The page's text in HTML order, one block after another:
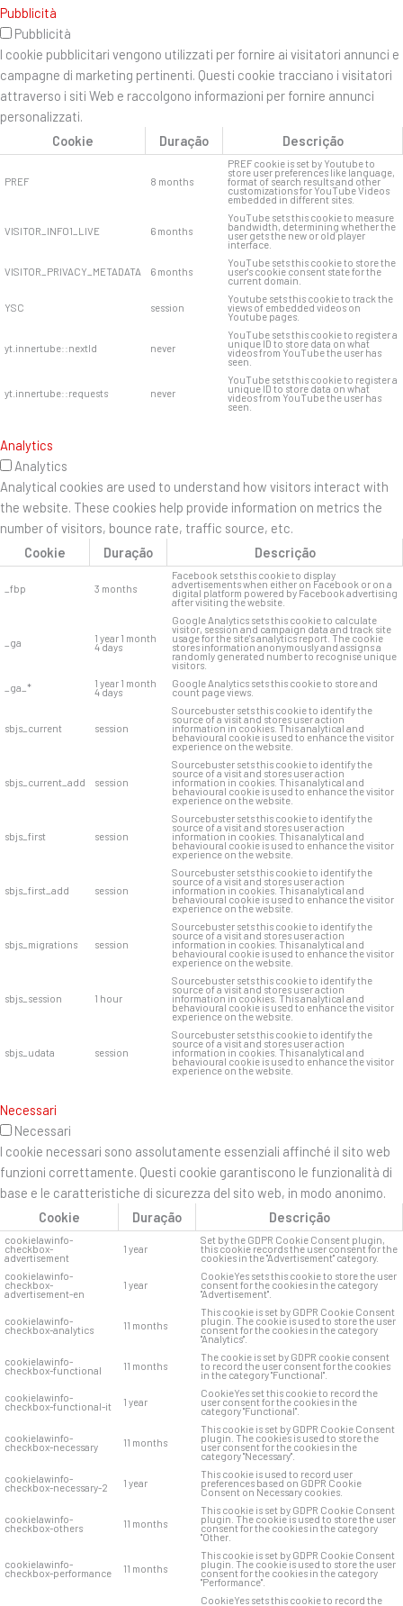
Pubblicità
Pubblicità
I cookie pubblicitari vengono utilizzati per fornire ai visitatori annunci e
campagne di marketing pertinenti. Questi cookie tracciano i visitatori
attraverso i siti Web e raccolgono informazioni per fornire annunci
personalizzati.
Cookie
Duração Descrição
PREF 8 months
PREF cookie is set by Youtube to
store user preferences like language,
format of search results and other
customizations for YouTube Videos
embedded in different sites.
VISITOR_INFO1_LIVE 6 months
YouTube sets this cookie to measure
bandwidth, determining whether the
user gets the new or old player
interface.
VISITOR_PRIVACY_METADATA 6 months
YouTube sets this cookie to store the
user's cookie consent state for the
current domain.
YSC session
Youtube sets this cookie to track the
views of embedded videos on
Youtube pages.
yt.innertube::nextId never
YouTube sets this cookie to register a
unique ID to store data on what
videos from YouTube the user has
seen.
yt.innertube::requests never
YouTube sets this cookie to register a
unique ID to store data on what
videos from YouTube the user has
seen.
Analytics
Analytics
Analytical cookies are used to understand how visitors interact with
the website. These cookies help provide information on metrics the
number of visitors, bounce rate, traffic source, etc.
Cookie
Duração Descrição
_fbp 3 months
Facebook sets this cookie to display
advertisements when either on Facebook or on a
digital platform powered by Facebook advertising
after visiting the website.
_ga 1 year 1 month
4 days
Google Analytics sets this cookie to calculate
visitor, session and campaign data and track site
usage for the site's analytics report. The cookie
stores information anonymously and assigns a
randomly generated number to recognise unique
visitors.
_ga_*
1 year 1 month
4 days
Google Analytics sets this cookie to store and
count page views.
sbjs_current session
Sourcebuster sets this cookie to identify the
source of a visit and stores user action
information in cookies. This analytical and
behavioural cookie is used to enhance the visitor
experience on the website.
sbjs_current_add session
Sourcebuster sets this cookie to identify the
source of a visit and stores user action
information in cookies. This analytical and
behavioural cookie is used to enhance the visitor
experience on the website.
sbjs_first session
Sourcebuster sets this cookie to identify the
source of a visit and stores user action
information in cookies. This analytical and
behavioural cookie is used to enhance the visitor
experience on the website.
sbjs_first_add session
Sourcebuster sets this cookie to identify the
source of a visit and stores user action
information in cookies. This analytical and
behavioural cookie is used to enhance the visitor
experience on the website.
sbjs_migrations session
Sourcebuster sets this cookie to identify the
source of a visit and stores user action
information in cookies. This analytical and
behavioural cookie is used to enhance the visitor
experience on the website.
sbjs_session 1 hour
Sourcebuster sets this cookie to identify the
source of a visit and stores user action
information in cookies. This analytical and
behavioural cookie is used to enhance the visitor
experience on the website.
sbjs_udata session
Sourcebuster sets this cookie to identify the
source of a visit and stores user action
information in cookies. This analytical and
behavioural cookie is used to enhance the visitor
experience on the website.
Necessari
Necessari
I cookie necessari sono assolutamente essenziali affinché il sito web
funzioni correttamente. Questi cookie garantiscono le funzionalità di
base e le caratteristiche di sicurezza del sito web, in modo anonimo.
Cookie
Duração Descrição
cookielawinfo-
checkbox-
advertisement
1 year
Set by the GDPR Cookie Consent plugin,
this cookie records the user consent for the
cookies in the "Advertisement" category.
cookielawinfo-
checkbox-
advertisement-en
1 year
CookieYes sets this cookie to store the user
consent for the cookies in the category
"Advertisement".
cookielawinfo-
checkbox-analytics 11 months
This cookie is set by GDPR Cookie Consent
plugin. The cookie is used to store the user
consent for the cookies in the category
"Analytics".
cookielawinfo-
checkbox-functional 11 months
The cookie is set by GDPR cookie consent
to record the user consent for the cookies
in the category "Functional".
cookielawinfo-
checkbox-functional-it 1 year
CookieYes set this cookie to record the
user consent for the cookies in the
category "Functional".
cookielawinfo-
checkbox-necessary 11 months
This cookie is set by GDPR Cookie Consent
plugin. The cookies is used to store the
user consent for the cookies in the
category "Necessary".
cookielawinfo-
checkbox-necessary-2 1 year
This cookie is used to record user
preferences based on GDPR Cookie
Consent on Necessary cookies.
cookielawinfo-
checkbox-others 11 months
This cookie is set by GDPR Cookie Consent
plugin. The cookie is used to store the user
consent for the cookies in the category
"Other.
cookielawinfo-
checkbox-performance 11 months
This cookie is set by GDPR Cookie Consent
plugin. The cookie is used to store the user
consent for the cookies in the category
"Performance".
CookieYes sets this cookie to record the